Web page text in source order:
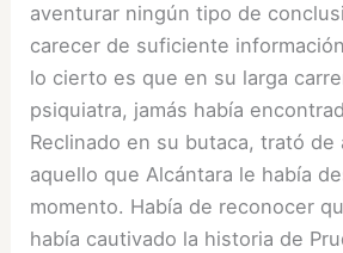
aventurar ningún tipo de
carecer de suficiente
lo cierto es que en su larga
psiquiatra, jamás había
Reclinado en su butaca, trató de
aquello que Alcántara le había
momento. Había de reconocer
había cautivado la historia de